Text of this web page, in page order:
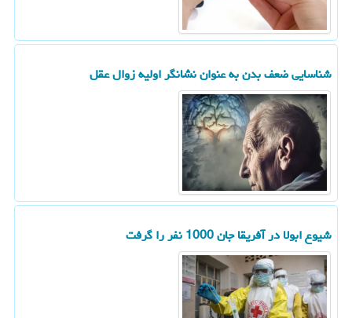
شناسایی ضعف بدن به عنوان نشانگر اولیه زوال عقل
شیوع ابولا در آفریقا جان 1000 نفر را گرفت